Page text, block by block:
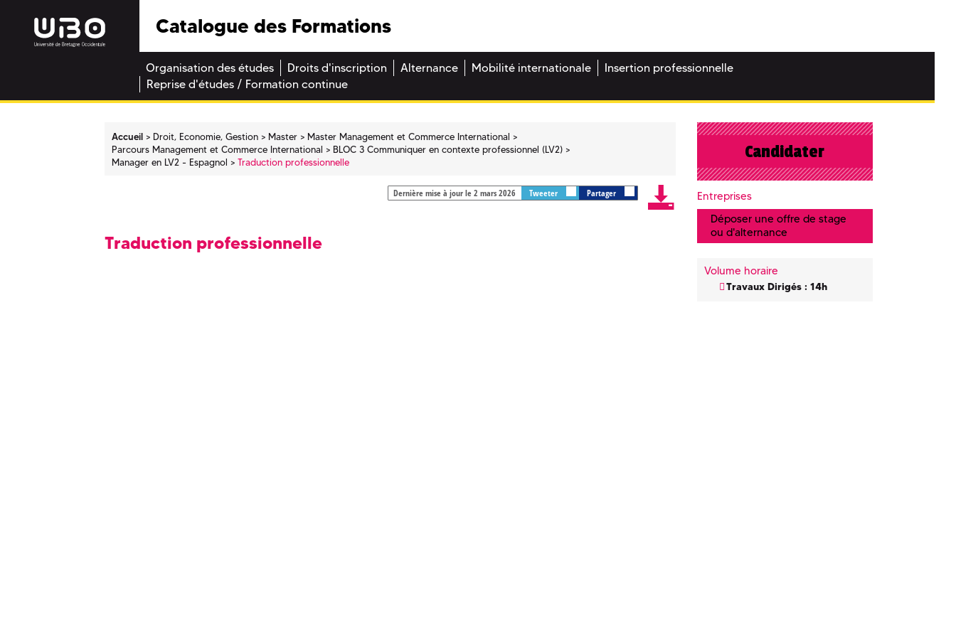
Catalogue des Formations
Organisation des études Droits d'inscription Alternance Mobilité internationale
Insertion professionnelle
Reprise d'études / Formation continue
Accueil Droit, Economie, Gestion Master
Master Management et Commerce International
Parcours Management et Commerce International
BLOC 3 Communiquer en contexte professionnel (LV2)
Manager en LV2 - Espagnol
Traduction professionnelle
Dernière mise à jour le 2 mars 2026 Tweeter Partager
Traduction professionnelle
Candidater
Entreprises
Déposer une offre de stage
ou d'alternance
Volume horaire
Travaux Dirigés : 14h